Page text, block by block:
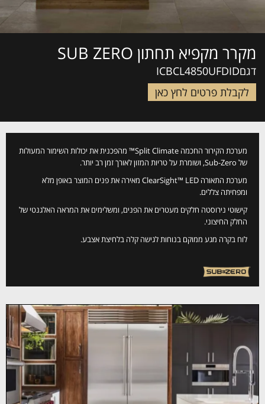
מקרר מקפיא תחתון SUB ZERO
דגםICBCL4850UFDID
לקבלת פרטים לחץ כאן
מערכת הקירור החכמה Split Climate™ מהפכנית את יכולות השימור המעולות
של Sub-Zero, ושומרת על טריות המזון לאורך זמן רב יותר.
מערכת התאורה ClearSight™ LED מאירה את פנים המוצר באופן מלא
ומפחיתה צללים.
קישוטי נירוסטה חלקים מעטרים את הפנים, ומשלימים את המראה האלגנטי של
החלק החיצוני.
לוח בקרה מגע ממוקם בנוחות לגישה קלה בלחיצת אצבע.